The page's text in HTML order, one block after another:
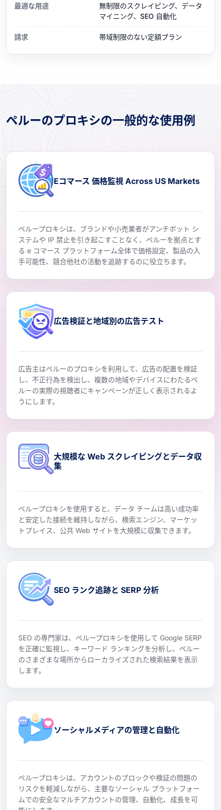
最適な用途
無制限のスクレイピング、データ
マイニング、SEO 自動化
請求 帯域制限のない定額プラン
ペルーのプロキシの一般的な使用例
Eコマース 価格監視 Across US Markets
ペループロキシは、ブランドや小売業者がアンチボット シ
ステムや IP 禁止を引き起こすことなく、ペルーを拠点とす
る e コマース プラットフォーム全体で価格設定、製品の入
手可能性、競合他社の活動を追跡するのに役立ちます。
広告検証と地域別の広告テスト
広告主はペルーのプロキシを利用して、広告の配置を検証
し、不正行為を検出し、複数の地域やデバイスにわたるペ
ルーの実際の視聴者にキャンペーンが正しく表示されるよ
うにします。
大規模な Web スクレイピングとデータ収
集
ペループロキシを使用すると、データ チームは高い成功率
と安定した接続を維持しながら、検索エンジン、マーケッ
トプレイス、公共 Web サイトを大規模に収集できます。
SEO ランク追跡と SERP 分析
SEO の専門家は、ペループロキシを使用して Google SERP
を正確に監視し、キーワード ランキングを分析し、ペルー
のさまざまな場所からローカライズされた検索結果を表示
します。
ソーシャルメディアの管理と自動化
ペループロキシは、アカウントのブロックや検証の問題の
リスクを軽減しながら、主要なソーシャル プラットフォー
ムでの安全なマルチアカウントの管理、自動化、成長を可